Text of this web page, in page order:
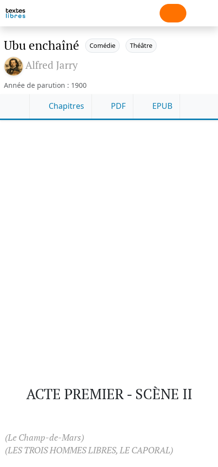
Ubu enchaîné Comédie Théâtre
Alfred Jarry
Année de parution : 1900
Chapitres PDF EPUB
ACTE PREMIER - SCÈNE II
(Le Champ-de-Mars)
(LES TROIS HOMMES LIBRES, LE CAPORAL)